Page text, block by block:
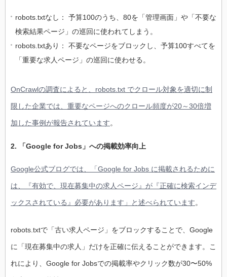
robots.txtなし： 予算100のうち、80を「管理画面」や「不要な
検索結果ページ」の巡回に使われてしまう。
robots.txtあり： 不要なページをブロックし、予算100すべてを
「重要な求人ページ」の巡回に使わせる。
OnCrawlの調査によると、robots.txt でクロール対象を適切に制
限した企業では、重要なページへのクロール頻度が20～30倍増
加した事例が報告されています。
2. 「Google for Jobs」への掲載効率向上
Google公式ブログでは、「Google for Jobs に掲載されるために
は、『有効で、現在募集中の求人ページ』が『正確に検索インデ
ックスされている』必要があります」と述べられています。
robots.txtで「古い求人ページ」をブロックすることで、Google
に「現在募集中の求人」だけを正確に伝えることができます。こ
れにより、Google for Jobsでの掲載率やクリック数が30〜50%